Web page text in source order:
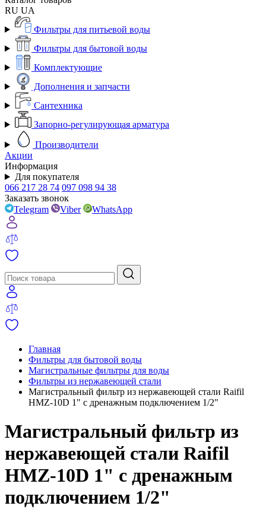
RU UA
Фильтры для питьевой воды
Фильтры для бытовой воды
Комплектующие
Дополнения и запчасти
Сантехника
Запорно-регулирующая арматура
Производители
Акции
Информация
Для покупателя
066 217 28 74 097 098 94 38
Заказать звонок
Telegram
Viber WhatsApp
Главная
Фильтры для бытовой воды
Магистральные фильтры для воды
Фильтры из нержавеющей стали
Магистральный фильтр из нержавеющей стали Raifil
HMZ-10D 1" с дренажным подключением 1/2"
Магистральный фильтр из
нержавеющей стали Raifil
HMZ-10D 1" с дренажным
подключением 1/2"